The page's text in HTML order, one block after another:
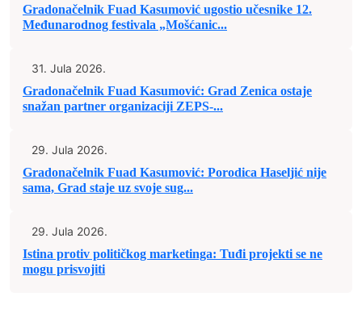
Gradonačelnik Fuad Kasumović ugostio učesnike 12.
Međunarodnog festivala „Mošćanic...
31. Jula 2026.
Gradonačelnik Fuad Kasumović: Grad Zenica ostaje
snažan partner organizaciji ZEPS-...
29. Jula 2026.
Gradonačelnik Fuad Kasumović: Porodica Haseljić nije
sama, Grad staje uz svoje sug...
29. Jula 2026.
Istina protiv političkog marketinga: Tuđi projekti se ne
mogu prisvojiti